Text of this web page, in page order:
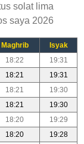
solat lima
saya 2026
Maghrib
Isyak
18:22
19:31
18:21
19:31
18:21
19:30
18:21
19:30
18:20
19:29
18:20
19:28